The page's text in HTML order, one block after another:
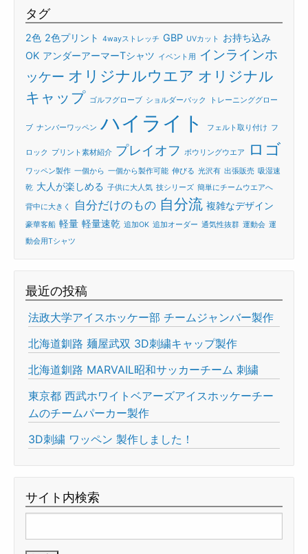
タグ
2色 2色プリント 4wayストレッチ GBP UVカット
お持ち込み
OK アンダーアーマーTシャツ イベント用
インラインホ
ッケー オリジナルウエア オリジナル
キャップ ゴルフグローブ ショルダーバック トレーニンググロー
ブ ナンバーワッペン ハイライト フェルト取り付け フ
ロック プリント素材紹介 プレイオフ ボウリングウエア ロゴ
ワッペン製作 一個から 一個から製作可能 伸びる 光沢有 出張販売 吸湿速
乾 大人が楽しめる 子供に大人気 技シリーズ 簡単にチームウエアへ
背中に大きく 自分だけのもの 自分流 複雑なデザイン
豪華客船 軽量 軽量速乾 追加OK 追加オーダー 通気性抜群 運動会 運
動会用Tシャツ
最近の投稿
法政大学アイスホッケー部 チームジャンバー製作
北海道釧路 麺屋武双 3D刺繍キャップ製作
北海道釧路 MARVAIL昭和サッカーチーム 刺繍
東京都 西武ホワイトベアーズアイスホッケーチー
ムのチームパーカー製作
3D刺繍 ワッペン 製作しました！
サイト内検索
索: